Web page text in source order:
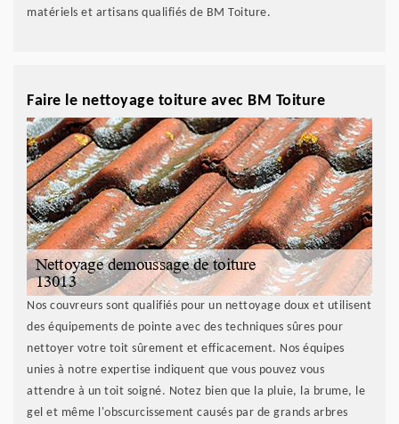
matériels et artisans qualifiés de BM Toiture.
Faire le nettoyage toiture avec BM Toiture
Nos couvreurs sont qualifiés pour un nettoyage doux et utilisent
des équipements de pointe avec des techniques sûres pour
nettoyer votre toit sûrement et efficacement. Nos équipes
unies à notre expertise indiquent que vous pouvez vous
attendre à un toit soigné. Notez bien que la pluie, la brume, le
gel et même l'obscurcissement causés par de grands arbres